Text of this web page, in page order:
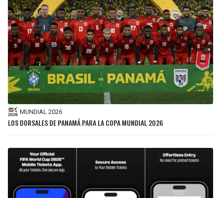
MUNDIAL 2026
LOS DORSALES DE PANAMÁ PARA LA COPA MUNDIAL 2026